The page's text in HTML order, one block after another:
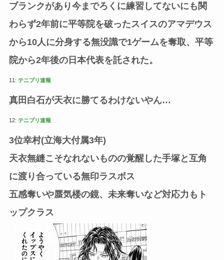
ブランクがあり今までろくに練習してないにも関
わらず2年前に平等院を破ったスイスのアマデウス
から10人に分身する無没識で1ゲームを奪取、平等
院から2年後の日本代表を託された。
11: テニプリ速報
真田白石が天衣に勝てるわけないやん…
12: テニプリ速報
3位幸村(立海大付属3年)
天衣無縫こそなれないものの覚醒した手塚と互角
に渡り合っている無印ラスボス
五感奪いや蜃気楼の鏡、未来奪いなど対応力もト
ップクラス